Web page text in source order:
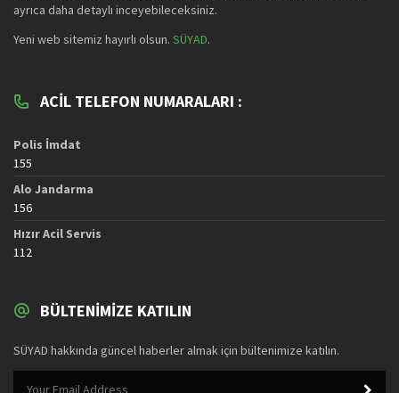
ayrıca daha detaylı inceyebileceksiniz.
Yeni web sitemiz hayırlı olsun. SÜYAD.
ACIL TELEFON NUMARALARI :
Polis İmdat
155
Alo Jandarma
156
Hızır Acil Servis
112
BÜLTENIMIZE KATILIN
SÜYAD hakkında güncel haberler almak için bültenimize katılın.